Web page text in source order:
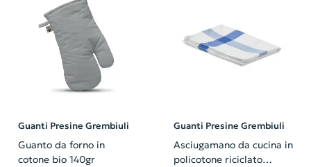
Guanti Presine Grembiuli
Guanto da forno in
cotone bio 140gr
Guanti Presine Grembiuli
Asciugamano da cucina in
policotone riciclato